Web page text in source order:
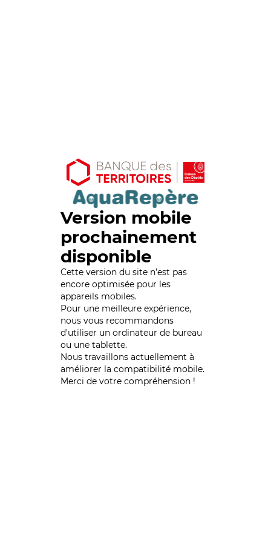
Version mobile
prochainement
disponible
Cette version du site n’est pas
encore optimisée pour les
appareils mobiles.
Pour une meilleure expérience,
nous vous recommandons
d'utiliser un ordinateur de bureau
ou une tablette.
Nous travaillons actuellement à
améliorer la compatibilité mobile.
Merci de votre compréhension !